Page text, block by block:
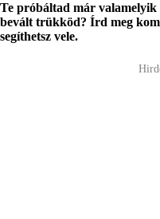
Te próbáltad már valamelyik
bevált trükköd? Írd meg
segíthetsz vele.